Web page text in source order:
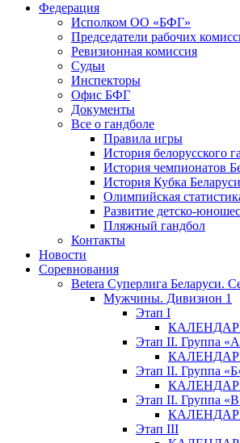
Федерация
Исполком ОО «БФГ»
Председатели рабочих
Ревизионная комиссия
Судьи
Инспекторы
Офис БФГ
Документы
Все о гандболе
Правила игры
История белорусского
История чемпионатов
История Кубка Беларуси
Олимпийская
Развитие детско-
Пляжный гандбол
Контакты
Новости
Соревнования
Betera Суперлига Беларуси.
Мужчины. Дивизион 1
Этап I
Этап II. Группа
Этап II. Группа
Этап II. Группа
Этап III